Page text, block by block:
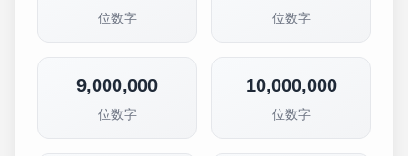
位数字 位数字
9,000,000
位数字
10,000,000
位数字